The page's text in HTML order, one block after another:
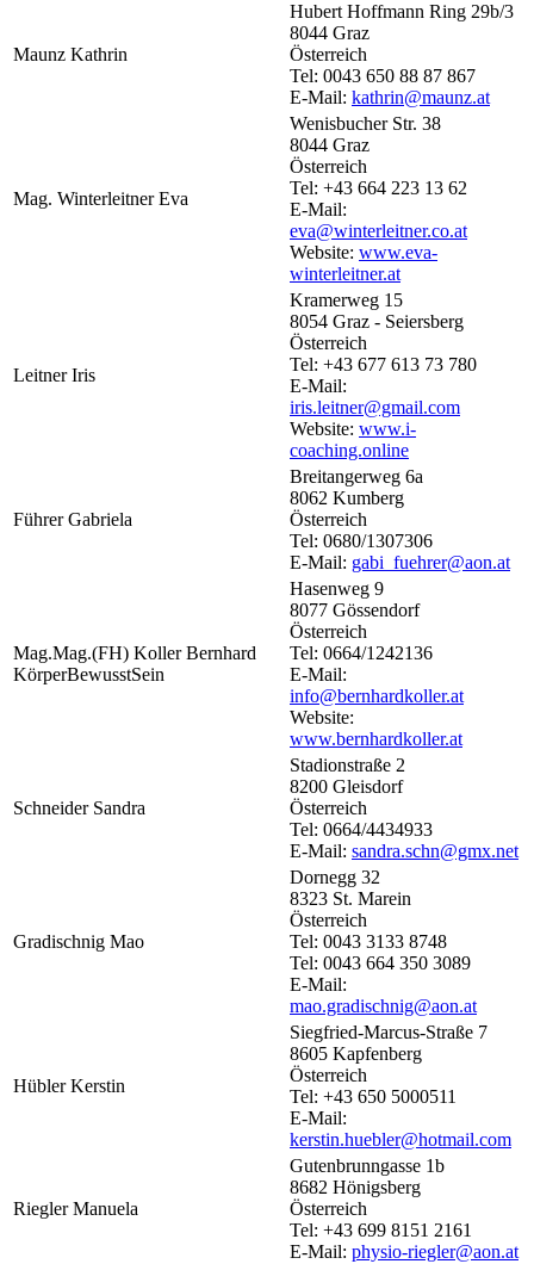
Maunz Kathrin
Hubert Hoffmann Ring 29b/3
8044 Graz
Österreich
Tel: 0043 650 88 87 867
E-Mail: kathrin@maunz.at
Mag. Winterleitner Eva
Wenisbucher Str. 38
8044 Graz
Österreich
Tel: +43 664 223 13 62
E-Mail:
eva@winterleitner.co.at
Website: www.eva-
winterleitner.at
Leitner Iris
Kramerweg 15
8054 Graz - Seiersberg
Österreich
Tel: +43 677 613 73 780
E-Mail:
iris.leitner@gmail.com
Website: www.i-
coaching.online
Führer Gabriela
Breitangerweg 6a
8062 Kumberg
Österreich
Tel: 0680/1307306
E-Mail: gabi_fuehrer@aon.at
Mag.Mag.(FH) Koller Bernhard
KörperBewusstSein
Hasenweg 9
8077 Gössendorf
Österreich
Tel: 0664/1242136
E-Mail:
info@bernhardkoller.at
Website:
www.bernhardkoller.at
Schneider Sandra
Stadionstraße 2
8200 Gleisdorf
Österreich
Tel: 0664/4434933
E-Mail: sandra.schn@gmx.net
Gradischnig Mao
Dornegg 32
8323 St. Marein
Österreich
Tel: 0043 3133 8748
Tel: 0043 664 350 3089
E-Mail:
mao.gradischnig@aon.at
Hübler Kerstin
Siegfried-Marcus-Straße 7
8605 Kapfenberg
Österreich
Tel: +43 650 5000511
E-Mail:
kerstin.huebler@hotmail.com
Riegler Manuela
Gutenbrunngasse 1b
8682 Hönigsberg
Österreich
Tel: +43 699 8151 2161
E-Mail: physio-riegler@aon.at